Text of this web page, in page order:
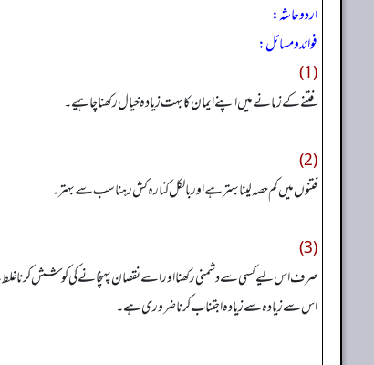
اردو حاشہ:
فوائد و مسائل:
(1)
فتنے کے زمانے میں اپنے ایمان کا بہت زیادہ خیال رکھنا چاہیے۔
(2)
فتنوں میں کم حصہ لینا بہتر ہے اور بالکل کنارہ کش رہنا سب سے بہتر۔
(3)
صرف اس لیے کسی سے دشمنی رکھنا اور اسے نقصان پہنچانے کی کوشش کرنا
اس سے زیادہ سے زیادہ اجتناب کرنا ضروری ہے۔